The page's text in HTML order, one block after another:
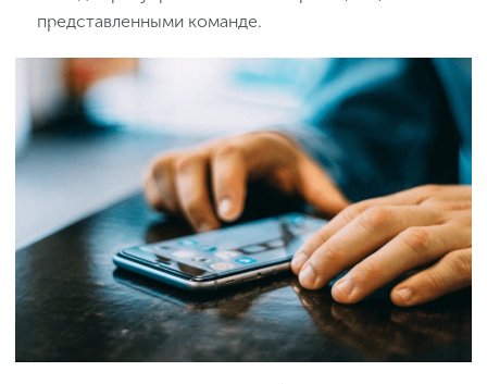
представленными команде.